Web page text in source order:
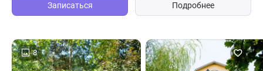
Записаться Подробнее
8